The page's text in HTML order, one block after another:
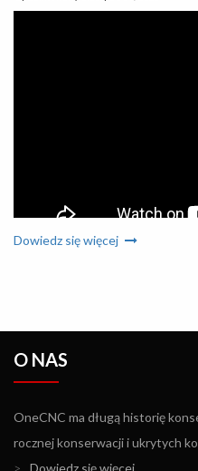
Dowiedz się więcej
O NAS
OneCNC ma długą historię
rocznej konserwacji i ukrytych
>
Dowiedz się więcej